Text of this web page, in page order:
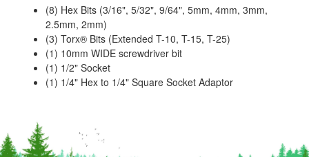
(8) Hex Bits (3/16", 5/32", 9/64", 5mm, 4mm, 3mm,
2.5mm, 2mm)
(3) Torx® Bits (Extended T-10, T-15, T-25)
(1) 10mm WIDE screwdriver bit
(1) 1/2" Socket
(1) 1/4" Hex to 1/4" Square Socket Adaptor